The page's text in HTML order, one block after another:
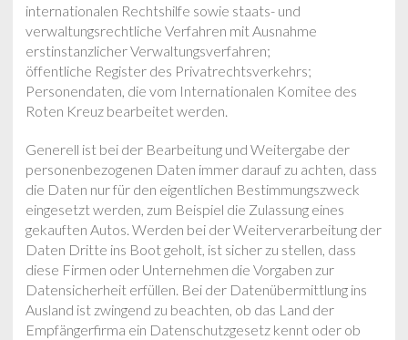
internationalen Rechtshilfe sowie staats- und
verwaltungsrechtliche Verfahren mit Ausnahme
erstinstanzlicher Verwaltungsverfahren;
öffentliche Register des Privatrechtsverkehrs;
Personendaten, die vom Internationalen Komitee des
Roten Kreuz bearbeitet werden.
Generell ist bei der Bearbeitung und Weitergabe der
personenbezogenen Daten immer darauf zu achten, dass
die Daten nur für den eigentlichen Bestimmungszweck
eingesetzt werden, zum Beispiel die Zulassung eines
gekauften Autos. Werden bei der Weiterverarbeitung der
Daten Dritte ins Boot geholt, ist sicher zu stellen, dass
diese Firmen oder Unternehmen die Vorgaben zur
Datensicherheit erfüllen. Bei der Datenübermittlung ins
Ausland ist zwingend zu beachten, ob das Land der
Empfängerfirma ein Datenschutzgesetz kennt oder ob